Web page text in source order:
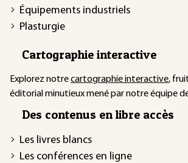
Équipements industriels
Plasturgie
Cartographie interactive
Explorez notrecartographie interactive,
éditorial minutieux mené par notre équipe
Des contenus en libre accès
Les livres blancs
Les conférences en ligne